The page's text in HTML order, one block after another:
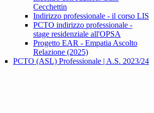
Cecchettin
Indirizzo professionale - il corso LIS
PCTO indirizzo professionale -
stage residenziale all'OPSA
Progetto EAR - Empatia Ascolto
Relazione (2025)
PCTO (ASL) Professionale | A.S. 2023/24